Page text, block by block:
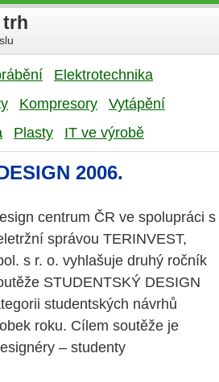
trh
Elektrotechnika
Kompresory
Vytápění
Plasty IT ve výrobě
2006.
centrum ČR ve spolupráci s
správou TERINVEST,
s r. o. vyhlašuje druhý ročník
STUDENTSKÝ DESIGN
studentských návrhů
roku. Cílem soutěže je
– studenty